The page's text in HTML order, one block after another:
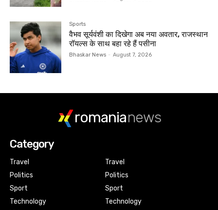
Sports
वैभव सूर्यवंशी का दिखेगा अब नया अवतार, राजस्थान
रॉयल्स के साथ बहा रहे हैं पसीना
Bhaskar News - August 7, 2026
romanianews
Category
Travel
Politics
Sport
Technology
Travel
Politics
Sport
Technology